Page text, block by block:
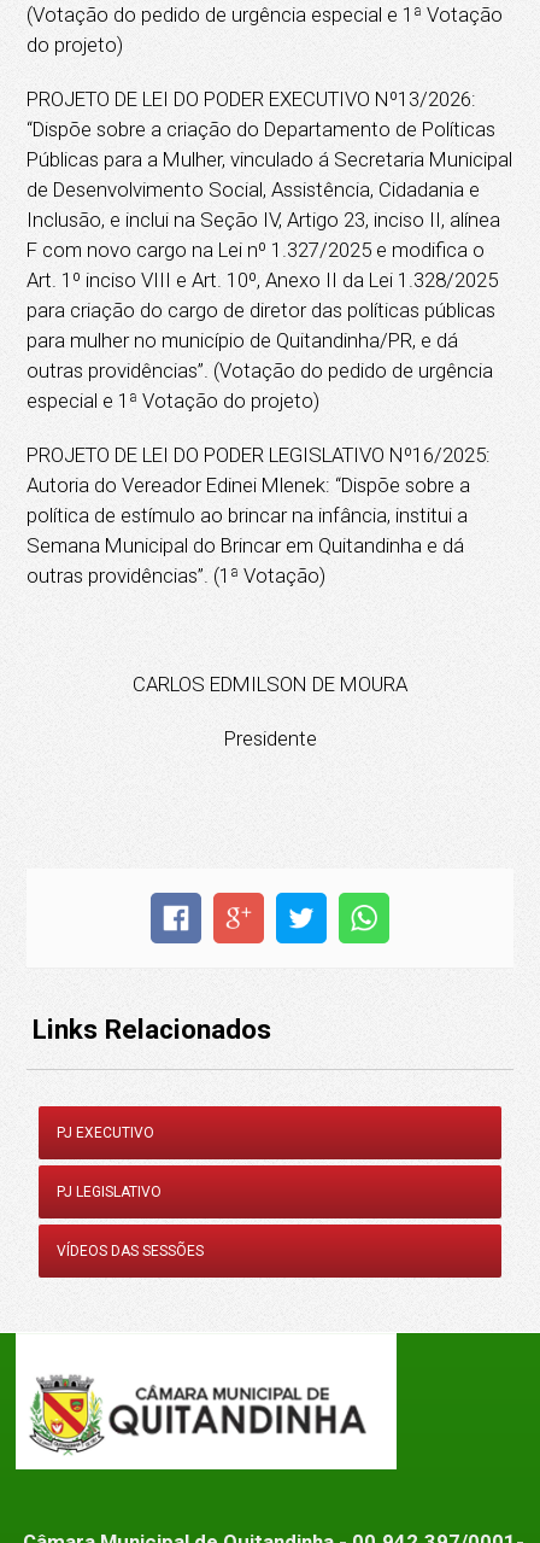
(Votação do pedido de urgência especial e 1ª Votação
do projeto)
PROJETO DE LEI DO PODER EXECUTIVO Nº13/2026:
“Dispõe sobre a criação do Departamento de Políticas
Públicas para a Mulher, vinculado á Secretaria Municipal
de Desenvolvimento Social, Assistência, Cidadania e
Inclusão, e inclui na Seção IV, Artigo 23, inciso II, alínea
F com novo cargo na Lei nº 1.327/2025 e modifica o
Art. 1º inciso VIII e Art. 10º, Anexo II da Lei 1.328/2025
para criação do cargo de diretor das políticas públicas
para mulher no município de Quitandinha/PR, e dá
outras providências”. (Votação do pedido de urgência
especial e 1ª Votação do projeto)
PROJETO DE LEI DO PODER LEGISLATIVO Nº16/2025:
Autoria do Vereador Edinei Mlenek: “Dispõe sobre a
política de estímulo ao brincar na infância, institui a
Semana Municipal do Brincar em Quitandinha e dá
outras providências”. (1ª Votação)
CARLOS EDMILSON DE MOURA
Presidente
Links Relacionados
PJ EXECUTIVO
PJ LEGISLATIVO
VÍDEOS DAS SESSÕES